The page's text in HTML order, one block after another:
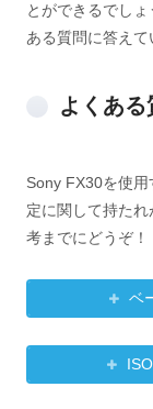
とができるでし
ある質問に答えて
よくある
Sony FX30を使
定に関して持た
考までにどうぞ！
ベ